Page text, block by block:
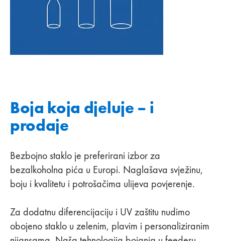
Boja koja djeluje – i
prodaje
Bezbojno staklo je preferirani izbor za
bezalkoholna pića u Europi. Naglašava svježinu,
boju i kvalitetu i potrošačima ulijeva povjerenje.
Za dodatnu diferencijaciju i UV zaštitu nudimo
obojeno staklo u zelenim, plavim i personaliziranim